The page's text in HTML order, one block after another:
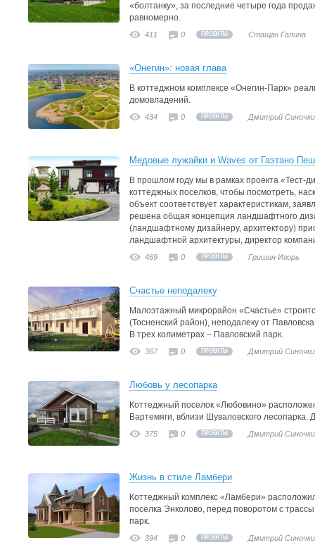
«болтанку», за последние четыре года
равномерно.
411 0 ПРОЕКТЫ Стащак Галина
«Онегин»: новая глава
В коттеджном комплексе «Онегин-Парк»
домовладений.
434 0 ПРОЕКТЫ Дмитрий
Медовые лужайки и Waves от Гаэтано
В прошлом году мы в рамках проекта «Тест-
коттеджных поселков, чтобы посмотреть,
объект соответствует характеристикам,
решена общая концепция ландшафтного
(ландшафтному дизайнеру, архитектору)
ландшафтной архитектуры, директор
469 0 ПРОЕКТЫ Гришин Игорь
Счастье неподалеку
Малоэтажный микрорайон «Счастье»
(Тосненский район), неподалеку от
В трех колиметрах – Павловский парк.
367 0 ПРОЕКТЫ Дмитрий
Любовь у лесопарка
Коттеджный поселок «Любовино»
Вартемяги, вблизи Шуваловского лесопарка.
375 0 ПРОЕКТЫ Дмитрий
Жизнь в стиле Ламбери
Коттеджный комплекс «Ламбери»
поселка Энколово, перед поворотом с
парк.
394 0 ПРОЕКТЫ Дмитрий